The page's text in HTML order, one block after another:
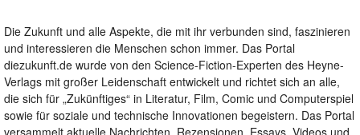
Die Zukunft und alle Aspekte, die mit ihr verbunden sind, faszinieren
und interessieren die Menschen schon immer. Das Portal
diezukunft.de wurde von den Science-Fiction-Experten des Heyne-
Verlags mit großer Leidenschaft entwickelt und richtet sich an alle,
die sich für „Zukünftiges“ in Literatur, Film, Comic und Computerspiel
sowie für soziale und technische Innovationen begeistern. Das Portal
versammelt aktuelle Nachrichten, Rezensionen, Essays, Videos und